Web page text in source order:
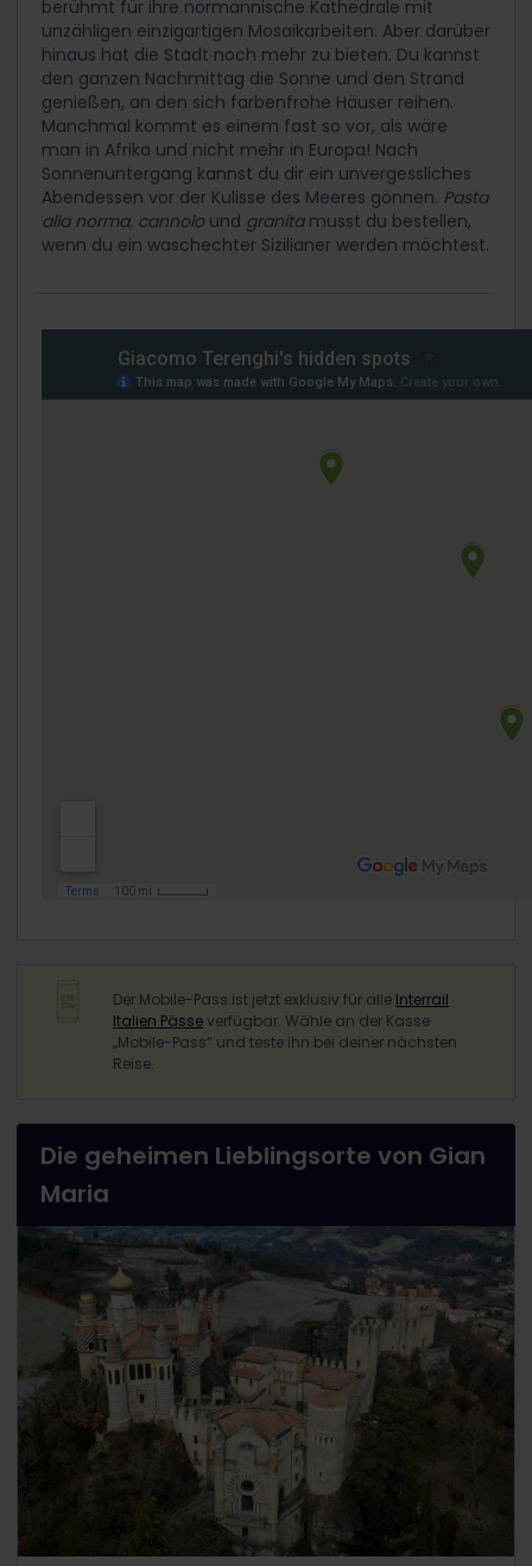
berühmt für ihre normannische Kathedrale mit
unzähligen einzigartigen Mosaikarbeiten. Aber darüber
hinaus hat die Stadt noch mehr zu bieten. Du kannst
den ganzen Nachmittag die Sonne und den Strand
genießen, an den sich farbenfrohe Häuser reihen.
Manchmal kommt es einem fast so vor, als wäre
man in Afrika und nicht mehr in Europa! Nach
Sonnenuntergang kannst du dir ein unvergessliches
Abendessen vor der Kulisse des Meeres gönnen. Pasta
alla norma, cannolo und granitamusst du bestellen,
wenn du ein waschechter Sizilianer werden möchtest.
Der Mobile-Pass ist jetzt exklusiv für alle Interrail
Italien Pässeverfügbar. Wähle an der Kasse
„Mobile-Pass“ und teste ihn bei deiner nächsten
Reise.
Die geheimen Lieblingsorte von Gian
Maria